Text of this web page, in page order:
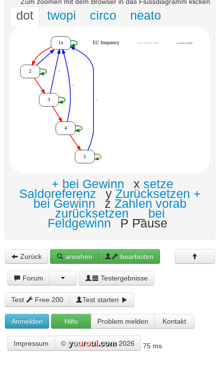
dot twopi circo neato
+ bei Gewinn x setze
Saldoreferenz yZurücksetzen +
bei Gewinn zZahlen vorab
zurücksetzen bei
Feldgewinn P Pause
Zurück ansehen bearbeiten
Forum Testergebnisse
Test Free 200 Test starten
Anmelden Hilfe Problem melden Kontakt
Impressum © 2026 75 ms